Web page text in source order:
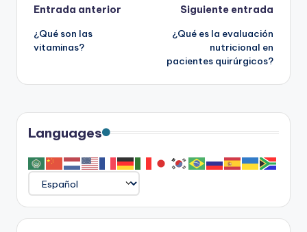
Navegación
de
Entrada anterior
¿Qué son las
vitaminas?
Siguiente entrada
¿Qué es la evaluación
nutricional en
pacientes quirúrgicos?
Languages